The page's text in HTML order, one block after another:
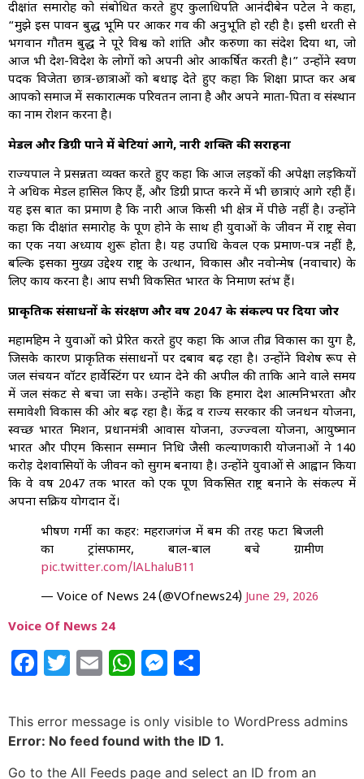
दीक्षांत समारोह को संबोधित करते हुए कुलाधिपति आनंदीबेन पटेल ने कहा,
“मुझे इस पावन बुद्ध भूमि पर आकर गर्व की अनुभूति हो रही है। इसी धरती से
भगवान गौतम बुद्ध ने पूरे विश्व को शांति और करुणा का संदेश दिया था, जो
आज भी देश-विदेश के लोगों को अपनी ओर आकर्षित करती है।” उन्होंने स्वर्ण
पदक विजेता छात्र-छात्राओं को बधाई देते हुए कहा कि शिक्षा प्राप्त कर अब
आपको समाज में सकारात्मक परिवर्तन लाना है और अपने माता-पिता व संस्थान
का नाम रोशन करना है।
मेडल और डिग्री पाने में बेटियां आगे, नारी शक्ति की सराहना
राज्यपाल ने प्रसन्नता व्यक्त करते हुए कहा कि आज लड़कों की अपेक्षा लड़कियों
ने अधिक मेडल हासिल किए हैं, और डिग्री प्राप्त करने में भी छात्राएं आगे रही हैं।
यह इस बात का प्रमाण है कि नारी आज किसी भी क्षेत्र में पीछे नहीं है। उन्होंने
कहा कि दीक्षांत समारोह के पूर्ण होने के साथ ही युवाओं के जीवन में राष्ट्र सेवा
का एक नया अध्याय शुरू होता है। यह उपाधि केवल एक प्रमाण-पत्र नहीं है,
बल्कि इसका मुख्य उद्देश्य राष्ट्र के उत्थान, विकास और नवोन्मेष (नवाचार) के
लिए कार्य करना है। आप सभी विकसित भारत के निर्माण स्तंभ हैं।
प्राकृतिक संसाधनों के संरक्षण और वर्ष 2047 के संकल्प पर दिया जोर
महामहिम ने युवाओं को प्रेरित करते हुए कहा कि आज तीव्र विकास का युग है,
जिसके कारण प्राकृतिक संसाधनों पर दबाव बढ़ रहा है। उन्होंने विशेष रूप से
जल संचयन वॉटर हार्वेस्टिंग पर ध्यान देने की अपील की ताकि आने वाले समय
में जल संकट से बचा जा सके। उन्होंने कहा कि हमारा देश आत्मनिर्भरता और
समावेशी विकास की ओर बढ़ रहा है। केंद्र व राज्य सरकार की जनधन योजना,
स्वच्छ भारत मिशन, प्रधानमंत्री आवास योजना, उज्ज्वला योजना, आयुष्मान
भारत और पीएम किसान सम्मान निधि जैसी कल्याणकारी योजनाओं ने 140
करोड़ देशवासियों के जीवन को सुगम बनाया है। उन्होंने युवाओं से आह्वान किया
कि वे वर्ष 2047 तक भारत को एक पूर्ण विकसित राष्ट्र बनाने के संकल्प में
अपना सक्रिय योगदान दें।
भीषण गर्मी का कहर: महराजगंज में बम की तरह फटा बिजली
का ट्रांसफार्मर, बाल-बाल बचे ग्रामीण
pic.twitter.com/lALhaluB11
— Voice of News 24 (@VOfnews24) June 29, 2026
Voice Of News 24
Facebook
Twitter
EmailWhatsApp
Messenger
This error message is only visible to WordPress admins
Error: No feed found with the ID 1.
Go to the All Feeds page and select an ID from an